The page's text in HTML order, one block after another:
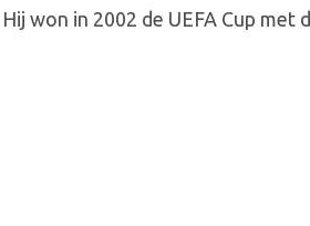
won in 2002 de UEFA Cup met